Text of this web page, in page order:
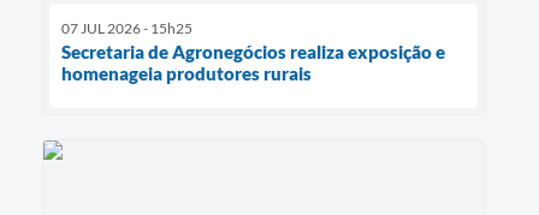
07 JUL 2026 - 15h25
Secretaria de Agronegócios realiza exposição e
homenageia produtores rurais